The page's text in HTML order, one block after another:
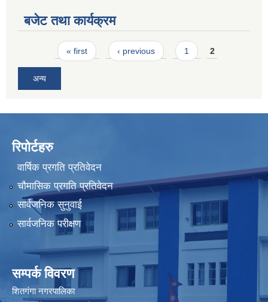
बजेट तथा कार्यक्रम
Pages« first ‹ previous 1 2
अन्य
रिपोर्टहरु
वार्षिक प्रगति प्रतिवेदन
चौमासिक प्रगति प्रतिवेदन
सार्वजनिक सुनुवाई
सार्वजनिक परीक्षण
सम्पर्क विवरण
शितगंगा नगरपालिका